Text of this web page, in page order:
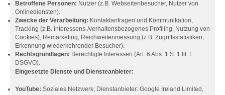
Betroffene Personen: Nutzer (z.B. Webseitenbesucher, Nutzer von
Onlinediensten).
Zwecke der Verarbeitung: Kontaktanfragen und Kommunikation,
Tracking (z.B. interessens-/verhaltensbezogenes Profiling, Nutzung von
Cookies), Remarketing, Reichweitenmessung (z.B. Zugriffsstatistiken,
Erkennung wiederkehrender Besucher).
Rechtsgrundlagen: Berechtigte Interessen (Art. 6 Abs. 1 S. 1 lit. f.
DSGVO).
Eingesetzte Dienste und Diensteanbieter:
YouTube: Soziales Netzwerk; Dienstanbieter: Google Ireland Limited,